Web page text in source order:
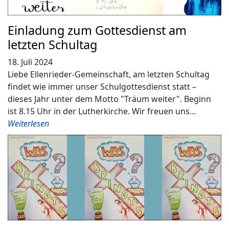
Einladung zum Gottesdienst am
letzten Schultag
18. Juli 2024
Liebe Ellenrieder-Gemeinschaft, am letzten Schultag
findet wie immer unser Schulgottesdienst statt –
dieses Jahr unter dem Motto "Träum weiter". Beginn
ist 8.15 Uhr in der Lutherkirche. Wir freuen uns...
Weiterlesen